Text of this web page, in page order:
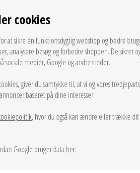
cookies
at sikre en funktionsdygtig webshop og bedre
analysere besøg og forbedre shoppen. De sikrer
sociale medier, Google og andre steder.
giver du samtykke til, at vi og vores
baseret på dine interesser.
, hvor du også kan ændre eller trække
Google bruger data her.
Tilføj til Ønskeskyen
Vores Bonnie øreringe fra